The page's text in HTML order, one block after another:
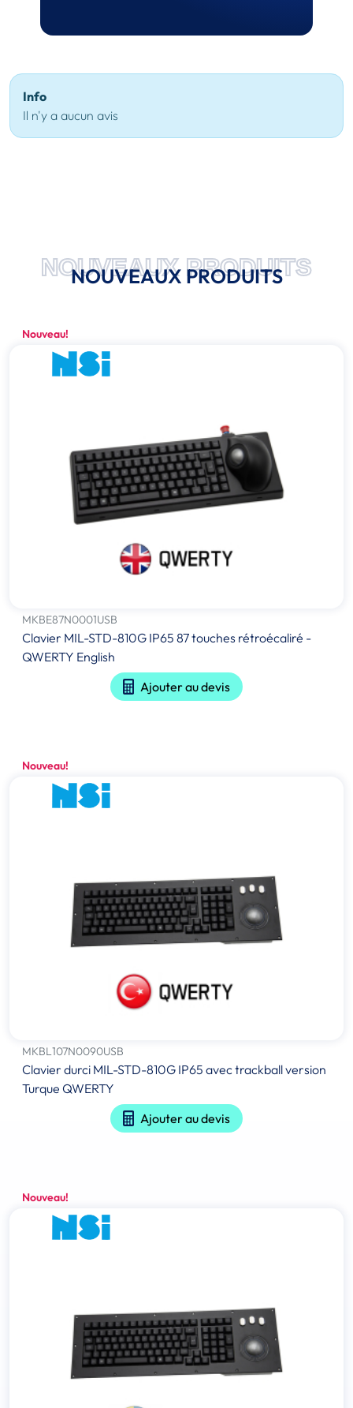
Info
Il n'y a aucun avis
NOUVEAUX PRODUITS
NOUVEAUX PRODUITS
Nouveau!
MKBE87N0001USB
Clavier MIL-STD-810G IP65 87 touches rétroécaliré -
QWERTY English
Ajouter au devis
Nouveau!
MKBL107N0090USB
Clavier durci MIL-STD-810G IP65 avec trackball version
Turque QWERTY
Ajouter au devis
Nouveau!